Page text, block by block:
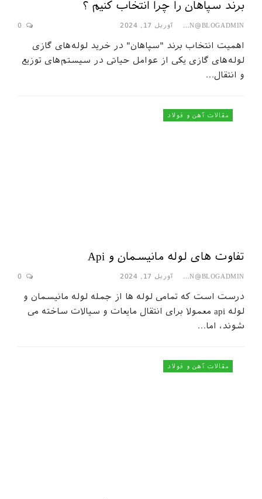
برند سپاهان را چرا انتخاب کنیم ؟
SEPAHAN@BLOGADMIN آوریل 17, 2024
اهمیت انتخاب برند "سپاهان" در خرید لوله‌های گازی
لوله‌های گازی یکی از عوامل حیاتی در سیستم‌های توزیع
و انتقال…
مقالات آهن و فولاد
تفاوت های لوله مانیسمان و Api
SEPAHAN@BLOGADMIN آوریل 17, 2024
درست است که تمامی لوله‌ ها از جمله لوله مانیسمان و
لوله api معمولا برای انتقال مایعات و سیالات ساخته می‌
شوند، اما…
مقالات آهن و فولاد